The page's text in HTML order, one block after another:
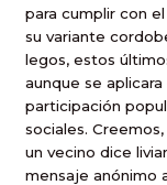
para cumplir con
su variante
legos, estos
aunque se
participación
sociales.
un vecino dice
mensaje anónimo